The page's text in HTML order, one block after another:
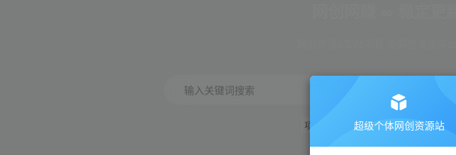
输入关键词搜索
项目 引流 短视频 小红书
超级个体网创资源站